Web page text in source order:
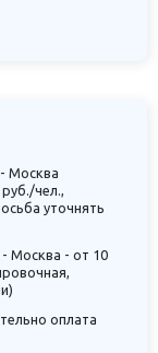
Москва
чел.,
уточнять
Москва - от 10
оплата